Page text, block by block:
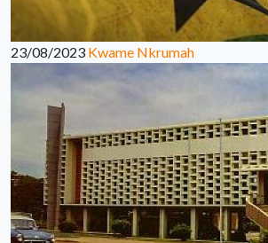
23/08/2023 Kwame Nkrumah